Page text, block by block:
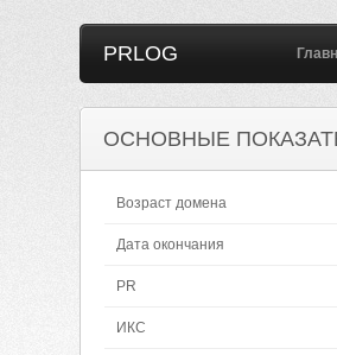
PRLOG
ОСНОВНЫЕ
Возраст домена
Дата окончания
PR
ИКС